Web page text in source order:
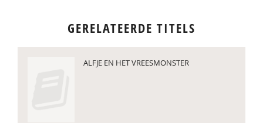
GERELATEERDE TITELS
ALFJE EN HET VREESMONSTER